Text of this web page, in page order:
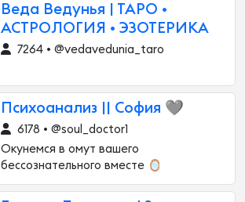
Веда Ведунья | ТАРО •
АСТРОЛОГИЯ • ЭЗОТЕРИКА
7264 • @vedavedunia_taro
Психоанализ || София 🩶
6178 • @soul_doctor1
Окунемся в омут вашего
бессознательного вместе 🪞